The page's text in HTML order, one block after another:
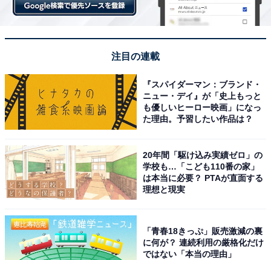
【今日チェックしたい】Boseの人気商品5選
Bose「QuietComfort Ultra Headphones（第2世
Bose QuietComfort Ultra Headphones（第2世代） 空
間オーディオ 完全 ワイヤレス オーバーイヤー型 ヘッドホ
30時間再生 急速充電 ブラック
Amazonで見る
注目の連載
『スパイダーマン：ブランド・
ニュー・デイ』が「史上もっと
も優しいヒーロー映画」になっ
た理由。予習したい作品は？
20年間「駆け込み実績ゼロ」の
学校も…「こども110番の家」
は本当に必要？ PTAが直面する
理想と現実
「青春18きっぷ」販売激減の裏
に何が？ 連続利用の厳格化だけ
ではない「本当の理由」